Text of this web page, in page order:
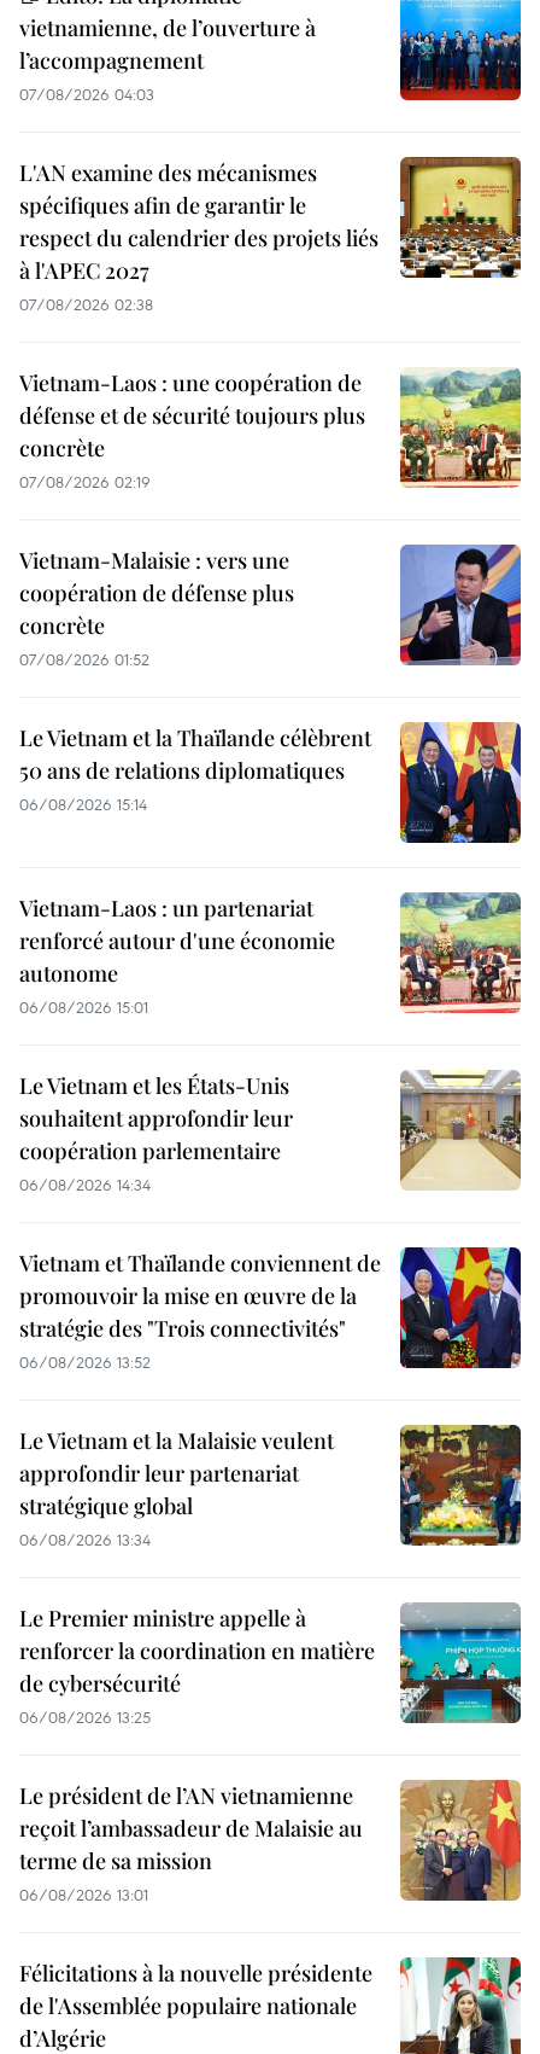
vietnamienne, de l’ouverture à
l’accompagnement
07/08/2026 04:03
L'AN examine des mécanismes
spécifiques afin de garantir le
respect du calendrier des projets liés
à l'APEC 2027
07/08/2026 02:38
Vietnam-Laos : une coopération de
défense et de sécurité toujours plus
concrète
07/08/2026 02:19
Vietnam-Malaisie : vers une
coopération de défense plus
concrète
07/08/2026 01:52
Le Vietnam et la Thaïlande célèbrent
50 ans de relations diplomatiques
06/08/2026 15:14
Vietnam-Laos : un partenariat
renforcé autour d'une économie
autonome
06/08/2026 15:01
Le Vietnam et les États-Unis
souhaitent approfondir leur
coopération parlementaire
06/08/2026 14:34
Vietnam et Thaïlande conviennent de
promouvoir la mise en œuvre de la
stratégie des "Trois connectivités"
06/08/2026 13:52
Le Vietnam et la Malaisie veulent
approfondir leur partenariat
stratégique global
06/08/2026 13:34
Le Premier ministre appelle à
renforcer la coordination en matière
de cybersécurité
06/08/2026 13:25
Le président de l’AN vietnamienne
reçoit l’ambassadeur de Malaisie au
terme de sa mission
06/08/2026 13:01
Félicitations à la nouvelle présidente
de l'Assemblée populaire nationale
d’Algérie